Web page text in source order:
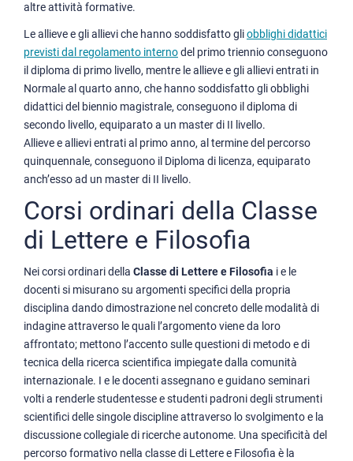
altre attività formative.
Le allieve e gli allievi che hanno soddisfatto gliobblighi didattici
previsti dal regolamento internodel primo triennio conseguono
il diploma di primo livello, mentre le allieve e gli allievi entrati in
Normale al quarto anno, che hanno soddisfatto gli obblighi
didattici del biennio magistrale, conseguono il diploma di
secondo livello, equiparato a un master di II livello.
Allieve e allievi entrati al primo anno, al termine del percorso
quinquennale, conseguono il Diploma di licenza, equiparato
anch’esso ad un master di II livello.
Corsi ordinari della Classe
di Lettere e Filosofia
Nei corsi ordinari della Classe di Lettere e Filosofia i e le
docenti si misurano su argomenti specifici della propria
disciplina dando dimostrazione nel concreto delle modalità di
indagine attraverso le quali l’argomento viene da loro
affrontato; mettono l’accento sulle questioni di metodo e di
tecnica della ricerca scientifica impiegate dalla comunità
internazionale. I e le docenti assegnano e guidano seminari
volti a renderle studentesse e studenti padroni degli strumenti
scientifici delle singole discipline attraverso lo svolgimento e la
discussione collegiale di ricerche autonome. Una specificità del
percorso formativo nella classe di Lettere e Filosofia è la